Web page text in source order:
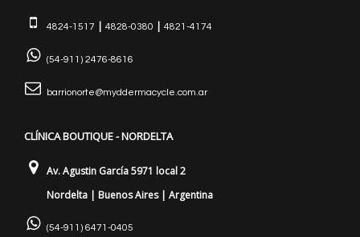
4824-1517 | 4828-0380 | 4821-4174
(54-911) 2476-8616
barrionorte@myddermacycle.com.ar
CLÍNICA BOUTIQUE - NORDELTA
Av. Agustin García 5971 local 2
Nordelta | Buenos Aires | Argentina
(54-911) 6471-0405